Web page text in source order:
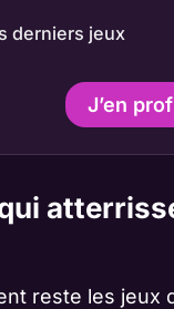
derniers jeux
J’en
reste les